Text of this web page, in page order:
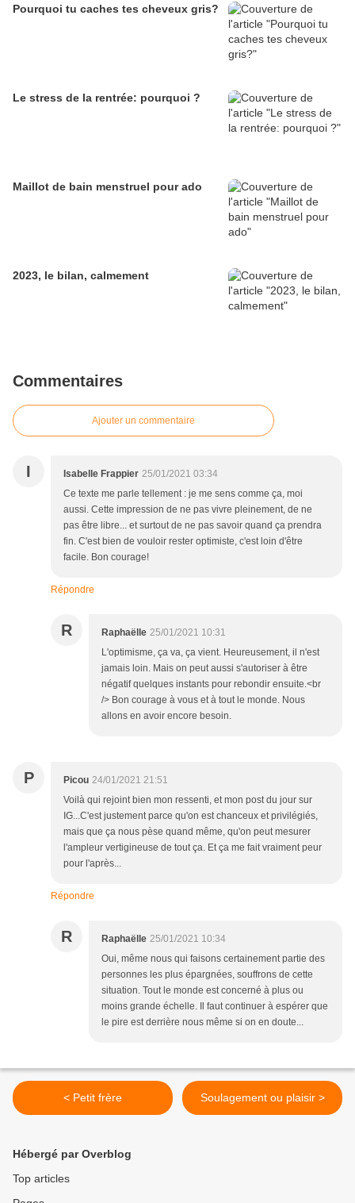
Pourquoi tu caches tes cheveux gris?
Le stress de la rentrée: pourquoi ?
Maillot de bain menstruel pour ado
2023, le bilan, calmement
Commentaires
Ajouter un commentaire
I Isabelle Frappier 25/01/2021 03:34
Ce texte me parle tellement : je me sens comme ça, moi
aussi. Cette impression de ne pas vivre pleinement, de ne
pas être libre... et surtout de ne pas savoir quand ça prendra
fin. C'est bien de vouloir rester optimiste, c'est loin d'être
facile. Bon courage!
Répondre
R Raphaëlle 25/01/2021 10:31
L'optimisme, ça va, ça vient. Heureusement, il n'est
jamais loin. Mais on peut aussi s'autoriser à être
négatif quelques instants pour rebondir ensuite.<br
/> Bon courage à vous et à tout le monde. Nous
allons en avoir encore besoin.
P Picou 24/01/2021 21:51
Voilà qui rejoint bien mon ressenti, et mon post du jour sur
IG...C'est justement parce qu'on est chanceux et privilégiés,
mais que ça nous pèse quand même, qu'on peut mesurer
l'ampleur vertigineuse de tout ça. Et ça me fait vraiment peur
pour l'après...
Répondre
R Raphaëlle 25/01/2021 10:34
Oui, même nous qui faisons certainement partie des
personnes les plus épargnées, souffrons de cette
situation. Tout le monde est concerné à plus ou
moins grande échelle. Il faut continuer à espérer que
le pire est derrière nous même si on en doute...
< Petit frère Soulagement ou plaisir >
Hébergé par Overblog
Top articles